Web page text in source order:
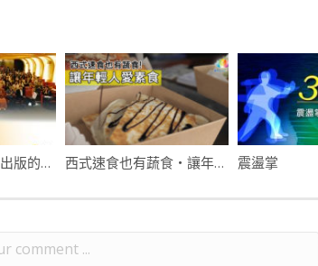
譯師的期許・經典出版的希望 西式速食也有蔬食・讓年輕人愛吃素 震盪掌